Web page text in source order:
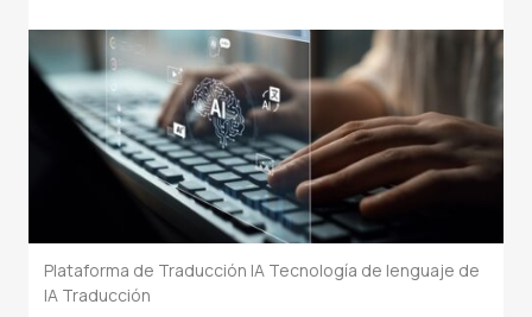
Choosing the right AI Translation Platform for Enterprises
Plataforma de Traducción IA Tecnología de lenguaje de
IA Traducción